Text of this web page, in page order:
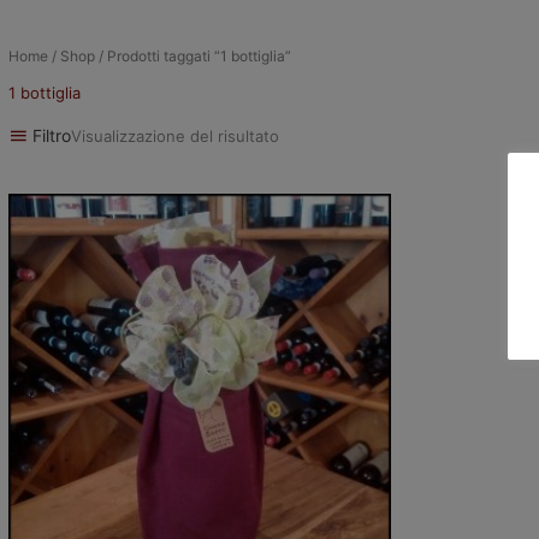
Home / Shop / Prodotti taggati “1 bottiglia”
1 bottiglia
FiltroVisualizzazione del risultato